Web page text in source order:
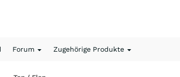
Forum Zugehörige Produkte